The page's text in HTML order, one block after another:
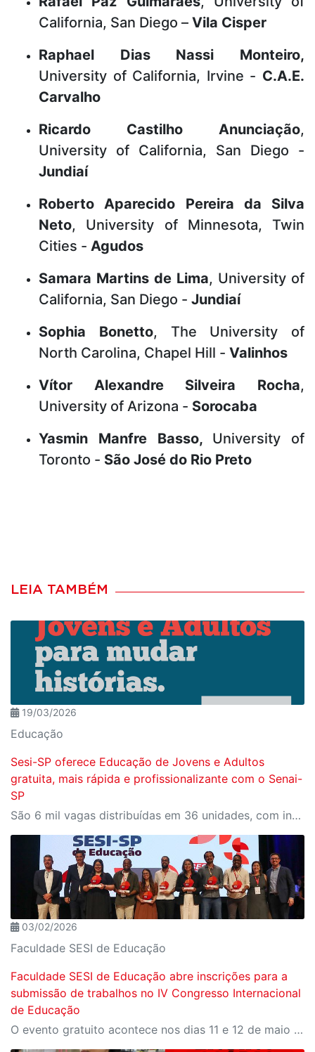
California, San Diego – Vila Cisper
Raphael Dias Nassi Monteiro,
University of California, Irvine - C.A.E.
Carvalho
Ricardo Castilho Anunciação,
University of California, San Diego -
Jundiaí
Roberto Aparecido Pereira da Silva
Neto, University of Minnesota, Twin
Cities - Agudos
Samara Martins de Lima, University of
California, San Diego - Jundiaí
Sophia Bonetto, The University of
North Carolina, Chapel Hill - Valinhos
Vítor Alexandre Silveira Rocha,
University of Arizona - Sorocaba
Yasmin Manfre Basso, University of
Toronto - São José do Rio Preto
LEIA TAMBÉM
19/03/2026
Educação
Sesi-SP oferece Educação de Jovens e Adultos
gratuita, mais rápida e profissionalizante com o Senai-
SP
São 6 mil vagas distribuídas em 36 unidades, com inscrições abertas no site do SESI-SP.
03/02/2026
Faculdade SESI de Educação
Faculdade SESI de Educação abre inscrições para a
submissão de trabalhos no IV Congresso Internacional
de Educação
O evento gratuito acontece nos dias 11 e 12 de maio e reunirá especialistas em torno do tema “Educação que Transforma”. As vagas para participação presencial são limitadas, e a submissão de trabalhos pode ser feita até 31 de março